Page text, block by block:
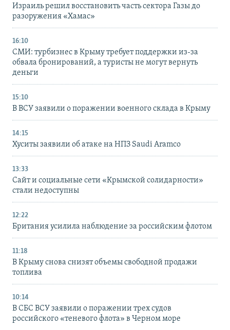
Израиль решил восстановить часть сектора Газы до
разоружения «Хамас»
16:10
СМИ: турбизнес в Крыму требует поддержки из-за
обвала бронирований, а туристы не могут вернуть
деньги
15:10
В ВСУ заявили о поражении военного склада в Крыму
14:15
Хуситы заявили об атаке на НПЗ Saudi Aramco
13:33
Сайт и социальные сети «Крымской солидарности»
стали недоступны
12:22
Британия усилила наблюдение за российским флотом
11:18
В Крыму снова снизят объемы свободной продажи
топлива
10:14
В СБС ВСУ заявили о поражении трех судов
российского «теневого флота» в Черном море